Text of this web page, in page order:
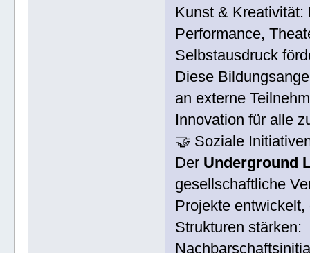
Kunst & Kreativität:
Performance,
Selbstausdruck
Diese
an externe
Innovation für alle
🤝 Soziale
Der Underground
gesellschaftliche
Projekte
Strukturen stärken: